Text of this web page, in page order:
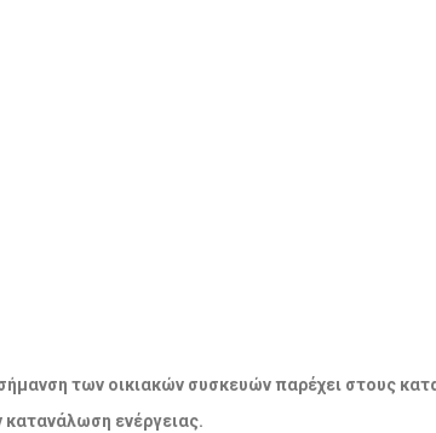
των οικιακών συσκευών παρέχει στους
κατανάλωση ενέργειας.